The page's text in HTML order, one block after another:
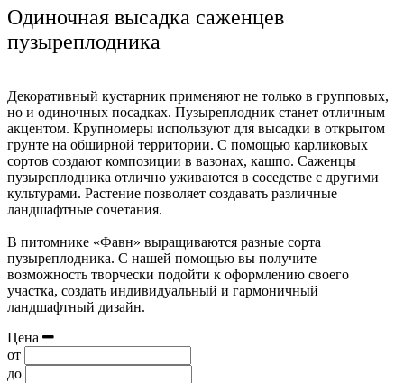
Одиночная высадка саженцев
пузыреплодника
Декоративный кустарник применяют не только в групповых,
но и одиночных посадках. Пузыреплодник станет отличным
акцентом. Крупномеры используют для высадки в открытом
грунте на обширной территории. С помощью карликовых
сортов создают композиции в вазонах, кашпо. Саженцы
пузыреплодника отлично уживаются в соседстве с другими
культурами. Растение позволяет создавать различные
ландшафтные сочетания.
В питомнике «Фавн» выращиваются разные сорта
пузыреплодника. С нашей помощью вы получите
возможность творчески подойти к оформлению своего
участка, создать индивидуальный и гармоничный
ландшафтный дизайн.
Цена
от
до